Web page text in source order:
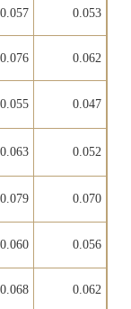
0.057 0.053
0.076 0.062
0.055 0.047
0.063 0.052
0.079 0.070
0.060 0.056
0.068 0.062